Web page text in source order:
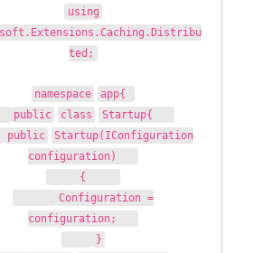
using
ted;
namespace
app{
public
class
Startup{
public
Startup(IConfiguration
configuration)
{
Configuration =
configuration;
}